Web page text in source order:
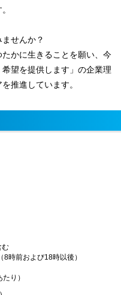
せんか？
かに生きることを願い、今
望を提供します」の企業理
推進しています。
む
時前および18時以後）
り）